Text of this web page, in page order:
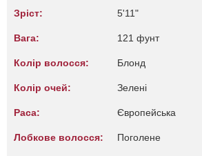
Зріст: 5'11"
Вага: 121 фунт
Колір волосся: Блонд
Колір очей: Зелені
Раса: Європейська
Лобкове волосся: Поголене